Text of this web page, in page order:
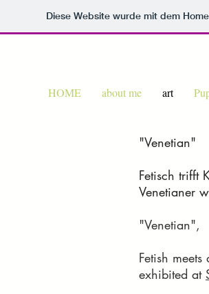
Diese Website wurde mit dem
HOME about me art
"Venetian"
Fetisch trifft
Venetianer
"Venetian",
Fetish
exhibited at